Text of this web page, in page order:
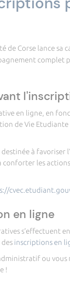
de Corse lance sa
complet
en ligne, en
de Vie
à favoriser
les
en ligne
s’effectuent
inscriptions en
ou
!